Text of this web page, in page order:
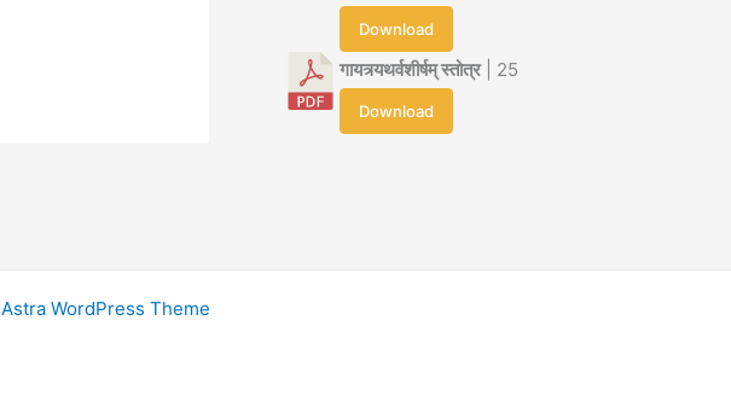
Download
गायत्र्यथर्वशीर्षम् स्तोत्र| 25
Download
Astra WordPress Theme